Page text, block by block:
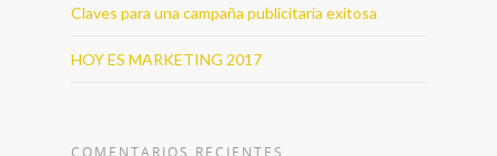
Claves para una campaña publicitaria exitosa
HOY ES MARKETING 2017
COMENTARIOS RECIENTES